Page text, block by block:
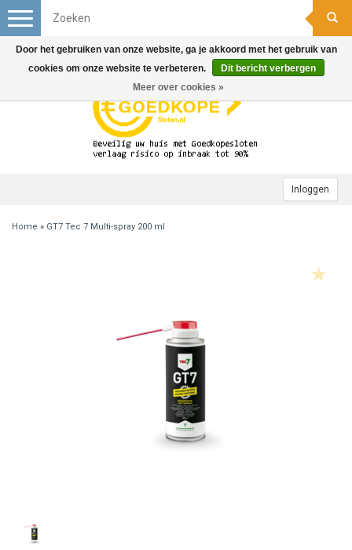
Inloggen
Toggle
navigation
Home » GT7 Tec 7 Multi-spray 200 ml
Door het gebruiken van onze website, ga je akkoord met het gebruik van
cookies om onze website te verbeteren.
Dit bericht verbergen
Meer over cookies »